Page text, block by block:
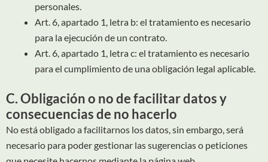
personales.
Art. 6, apartado 1, letra b: el tratamiento es necesario
para la ejecución de un contrato.
Art. 6, apartado 1, letra c: el tratamiento es necesario
para el cumplimiento de una obligación legal aplicable.
C. Obligación o no de facilitar datos y
consecuencias de no hacerlo
No está obligado a facilitarnos los datos, sin embargo, será
necesario para poder gestionar las sugerencias o peticiones